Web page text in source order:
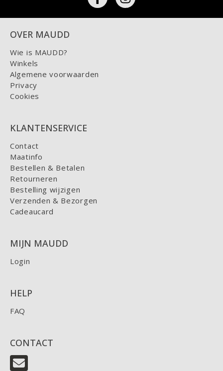
OVER MAUDD
Wie is MAUDD?
Winkels
Algemene voorwaarden
Privacy
Cookies
KLANTENSERVICE
Contact
Maatinfo
Bestellen & Betalen
Retourneren
Bestelling wijzigen
Verzenden & Bezorgen
Cadeaucard
MIJN MAUDD
Login
HELP
FAQ
CONTACT